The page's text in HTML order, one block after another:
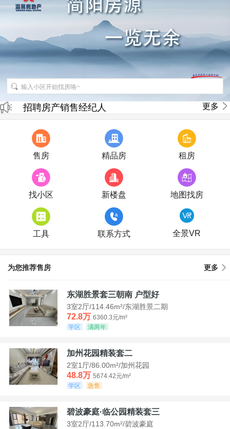
招聘房产销售经纪人
房产直播
更多
售房 精品房 租房
找小区 新楼盘 地图找房
工具 联系方式 全景VR
为您推荐售房 更多
东湖胜景套三朝南 户型好
3室2厅/114.46m²/东湖胜景二期
72.8万 6360.3元/m²
学区
满两年
加州花园精装套二
2室1厅/86.00m²/加州花园
48.8万 5674.42元/m²
学区
急售
碧波豪庭·临公园精装套三
3室2厅/113.70m²/碧波豪庭